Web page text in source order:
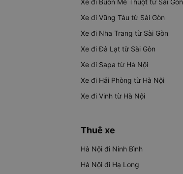
Xe đi Buôn Mê Thuột từ Sài Gòn
Xe đi Vũng Tàu từ Sài Gòn
Xe đi Nha Trang từ Sài Gòn
Xe đi Đà Lạt từ Sài Gòn
Xe đi Sapa từ Hà Nội
Xe đi Hải Phòng từ Hà Nội
Xe đi Vinh từ Hà Nội
Thuê xe
Hà Nội đi Ninh Bình
Hà Nội đi Hạ Long